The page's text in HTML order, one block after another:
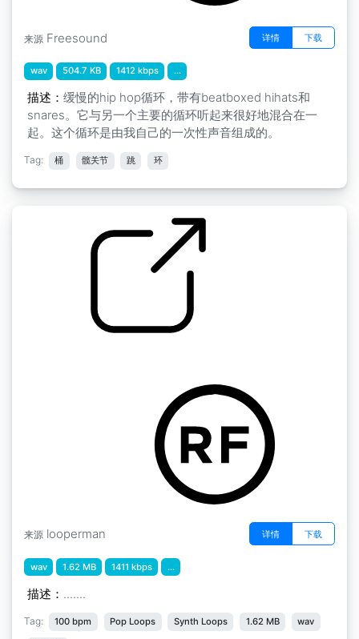
来源 Freesound 详情 下载
wav 504.7 KB 1412 kbps ...
描述： 缓慢的hip hop循环，带有beatboxed hihats和
snares。它与另一个主要的循环听起来很好地混合在一
起。这个循环是由我自己的一次性声音组成的。
Tag: 桶 髋关节 跳 环
来源 looperman 详情 下载
wav 1.62 MB 1411 kbps ...
描述： .......
Tag: 100 bpm Pop Loops Synth Loops 1.62 MB wav